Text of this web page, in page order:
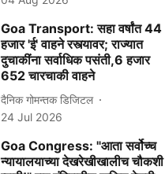
Goa Transport: सहा वर्षांत 44
हजार 'ई' वाहने रस्त्यावर; राज्यात
दुचाकींना सर्वाधिक पसंती,6 हजार
652 चारचाकी वाहने
दैनिक गोमन्तक डिजिटल
24 Jul 2026
Goa Congress: "आता सर्वोच्च
न्यायालयाच्या देखरेखीखालीच चौकशी